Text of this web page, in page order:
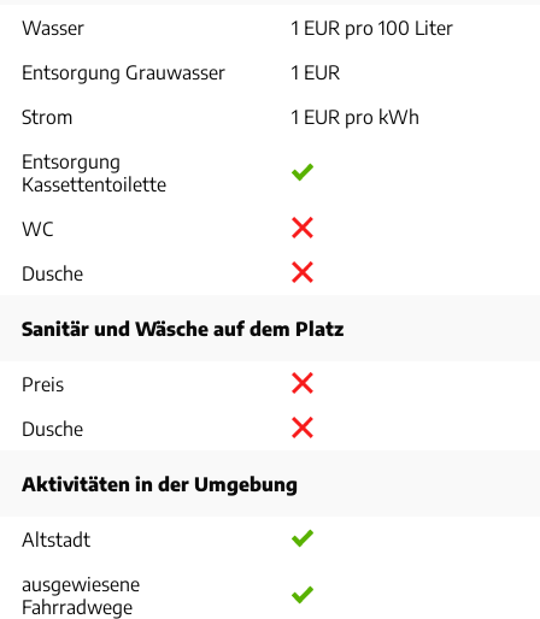
Wasser
1 EUR pro 100 Liter
Entsorgung Grauwasser
1 EUR
Strom
1 EUR pro kWh
Entsorgung
Kassettentoilette
WC
Dusche
Sanitär und Wäsche auf dem Platz
Preis
Dusche
Aktivitäten in der Umgebung
Altstadt
ausgewiesene
Fahrradwege